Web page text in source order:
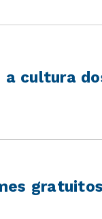
a cultura